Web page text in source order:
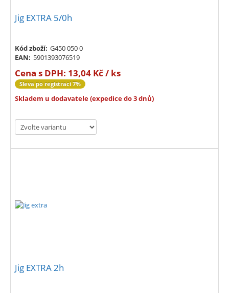
Jig EXTRA 5/0h
Kód zboží: G450 050 0
EAN: 5901393076519
Cena s DPH: 13,04 Kč / ks
Sleva po registraci 7%
Skladem u dodavatele (expedice do 3 dnů)
Jig EXTRA 2h